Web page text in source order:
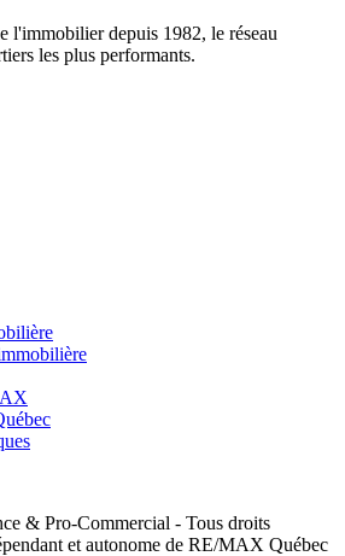
l'immobilier depuis 1982, le réseau
les plus performants.
& Pro-Commercial - Tous droits
et autonome de RE/MAX Québec